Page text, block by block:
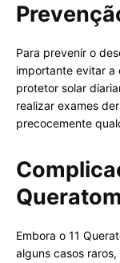
Para prevenir o
importante evitar a
protetor solar
realizar exames
precocemente
Embora o 11
alguns casos